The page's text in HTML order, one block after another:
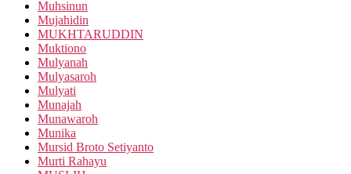
Muhsinun
Mujahidin
MUKHTARUDDIN
Muktiono
Mulyanah
Mulyasaroh
Mulyati
Munajah
Munawaroh
Munika
Mursid Broto Setiyanto
Murti Rahayu